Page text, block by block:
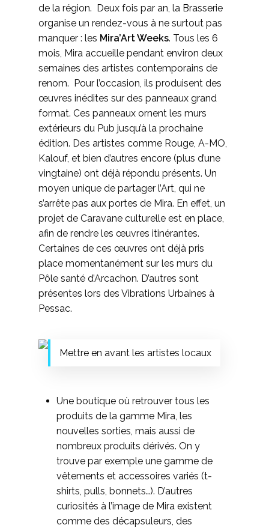
de la région. Deux fois par an, la Brasserie
organise un rendez-vous à ne surtout pas
manquer : les Mira’Art Weeks. Tous les 6
mois, Mira accueille pendant environ deux
semaines des artistes contemporains de
renom. Pour l’occasion, ils produisent des
œuvres inédites sur des panneaux grand
format. Ces panneaux ornent les murs
extérieurs du Pub jusqu’à la prochaine
édition. Des artistes comme Rouge, A-MO,
Kalouf, et bien d’autres encore (plus d’une
vingtaine) ont déjà répondu présents. Un
moyen unique de partager l’Art, qui ne
s’arrête pas aux portes de Mira. En effet, un
projet de Caravane culturelle est en place,
afin de rendre les œuvres itinérantes.
Certaines de ces œuvres ont déjà pris
place momentanément sur les murs du
Pôle santé d’Arcachon. D’autres sont
présentes lors des Vibrations Urbaines à
Pessac.
Mettre en avant les artistes locaux
Une boutique où retrouver tous les
produits de la gamme Mira, les
nouvelles sorties, mais aussi de
nombreux produits dérivés. On y
trouve par exemple une gamme de
vêtements et accessoires variés (t-
shirts, pulls, bonnets…). D’autres
curiosités à l’image de Mira existent
comme des décapsuleurs, des